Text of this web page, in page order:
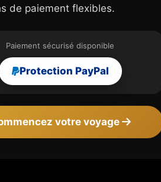
de paiement flexibles.
Paiement sécurisé disponible
Protection PayPal
votre voyage